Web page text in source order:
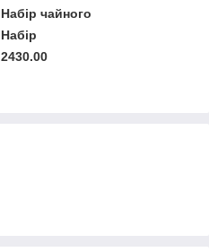
Набір чайного
Набір
2430.00